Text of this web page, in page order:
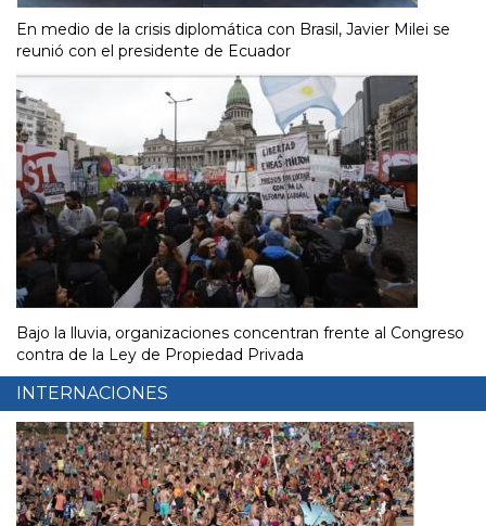
En medio de la crisis diplomática con Brasil, Javier Milei se
reunió con el presidente de Ecuador
Bajo la lluvia, organizaciones concentran frente al Congreso
contra de la Ley de Propiedad Privada
INTERNACIONES